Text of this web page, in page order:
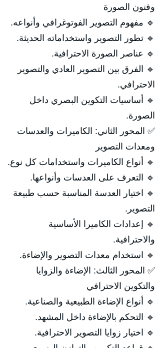
وفنون الصورة
🔹 مفهوم التصوير الفوتوغرافي وأنواعه.
🔹 تطور التصوير واستخداماته الحديثة.
🔹 عناصر الصورة الاحترافية.
🔹 الفرق بين التصوير العادي والتصوير
الاحترافي.
🔹 أساسيات التكوين البصري داخل
الصورة.
✅ المحور الثاني: الكاميرات والعدسات
ومعدات التصوير
🔹 أنواع الكاميرات واستخدامات كل نوع.
🔹 التعرف على العدسات وأنواعها.
🔹 اختيار العدسة المناسبة حسب طبيعة
التصوير.
🔹 إعدادات الكاميرا الأساسية
والاحترافية.
🔹 استخدام معدات التصوير والإضاءة.
✅ المحور الثالث: الإضاءة والزوايا
والتكوين الاحترافي
🔹 أنواع الإضاءة الطبيعية والصناعية.
🔹 التحكم بالإضاءة داخل المشهد.
🔹 اختيار زوايا التصوير الاحترافية.